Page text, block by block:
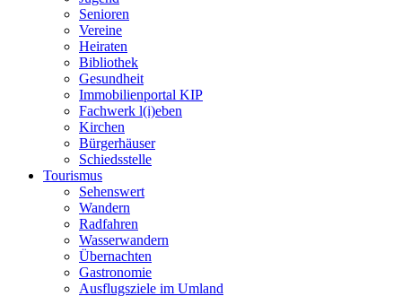
Senioren
Vereine
Heiraten
Bibliothek
Gesundheit
Immobilienportal KIP
Fachwerk l(i)eben
Kirchen
Bürgerhäuser
Schiedsstelle
Tourismus
Sehenswert
Wandern
Radfahren
Wasserwandern
Übernachten
Gastronomie
Ausflugsziele im Umland